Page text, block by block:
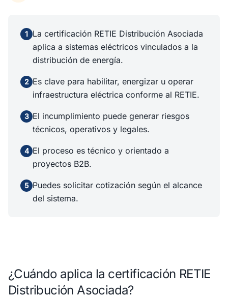
1 La certificación RETIE Distribución Asociada
aplica a sistemas eléctricos vinculados a la
distribución de energía.
2 Es clave para habilitar, energizar u operar
infraestructura eléctrica conforme al RETIE.
3 El incumplimiento puede generar riesgos
técnicos, operativos y legales.
4 El proceso es técnico y orientado a
proyectos B2B.
5 Puedes solicitar cotización según el alcance
del sistema.
¿Cuándo aplica la certificación RETIE
Distribución Asociada?